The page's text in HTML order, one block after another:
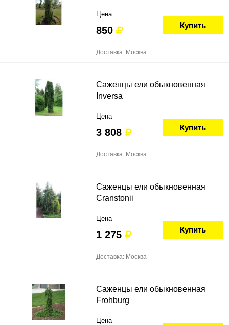
Цена
850 Купить
Доставка: Москва
Саженцы ели обыкновенная
Inversa
Цена
3 808 Купить
Доставка: Москва
Саженцы ели обыкновенная
Cranstonii
Цена
1 275 Купить
Доставка: Москва
Саженцы ели обыкновенная
Frohburg
Цена